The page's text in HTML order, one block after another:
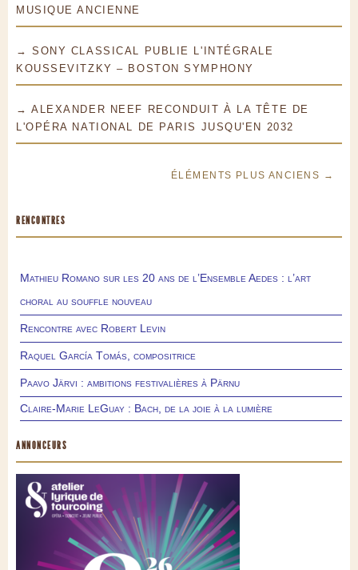
MUSIQUE ANCIENNE
→ SONY CLASSICAL PUBLIE L'INTÉGRALE
KOUSSEVITZKY – BOSTON SYMPHONY
→ ALEXANDER NEEF RECONDUIT À LA TÊTE DE
L'OPÉRA NATIONAL DE PARIS JUSQU'EN 2032
ÉLÉMENTS PLUS ANCIENS →
RENCONTRES
Mathieu Romano sur les 20 ans de l’Ensemble Aedes : l’art
choral au souffle nouveau
Rencontre avec Robert Levin
Raquel García Tomás, compositrice
Paavo Järvi : ambitions festivalières à Pärnu
Claire-Marie LeGuay : Bach, de la joie à la lumière
ANNONCEURS